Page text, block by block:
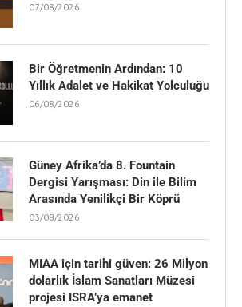
07/08/2026
Bir Öğretmenin Ardından: 10
Yıllık Adalet ve Hakikat Yolculuğu
06/08/2026
Güney Afrika’da 8. Fountain
Dergisi Yarışması: Din ile Bilim
Arasında Yenilikçi Bir Köprü
03/08/2026
MIAA için tarihi güven: 26 Milyon
dolarlık İslam Sanatları Müzesi
projesi ISRA’ya emanet